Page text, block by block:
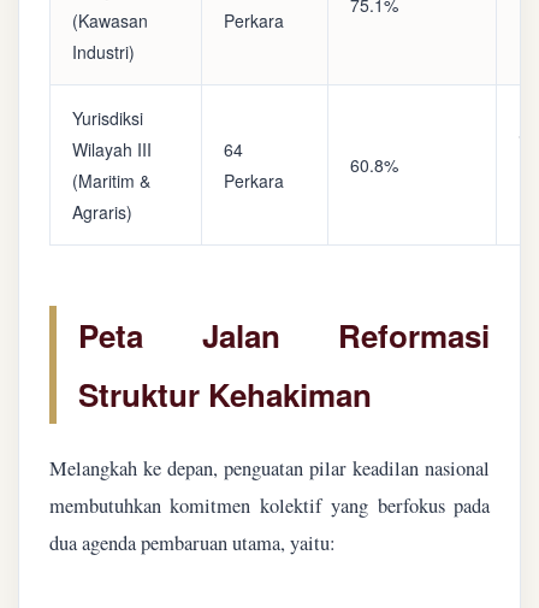
(Kawasan
Industri)
Perkara
75.1%
Yurisdiksi
Wilayah III
(Maritim &
Agraris)
64
Perkara
60.8%
Peta Jalan Reformasi
Struktur Kehakiman
Melangkah ke depan, penguatan pilar keadilan nasional
membutuhkan komitmen kolektif yang berfokus pada
dua agenda pembaruan utama, yaitu: